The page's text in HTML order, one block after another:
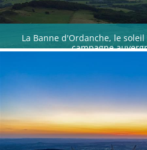
La Banne d'Ordanche, le
campagne